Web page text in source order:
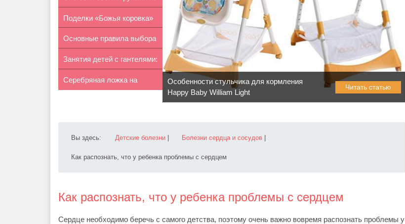
носков
Поделки «Божья коровка»
своими ...
Основные правила выбора
бейсика
Занятия детей с гантелями:
правила
Серебряная ложка на
Особенности стульчика для кормления
Happy Baby William Light
Читать статью
Вы здесь: Детские болезни Болезни сердца и сосудов
Как распознать, что у ребенка проблемы с сердцем
Как распознать, что у ребенка проблемы с сердцем
Сердце необходимо беречь с самого детства, поэтому очень важно вовремя распознать проблемы у